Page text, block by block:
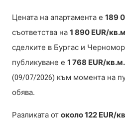
Цената на апартамента е 189
съответства на 1 890 EUR/
сделките в Бургас и
публикуване е 1 768 EUR/кв.м.
(09/07/2026) към момента на
обява.
Разликата от около 122 EUR/